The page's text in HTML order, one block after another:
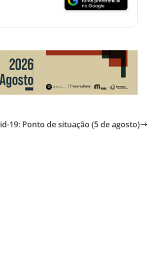
19: Ponto de situação (5 de agosto)